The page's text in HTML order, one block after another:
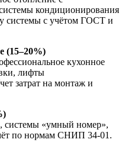
кондиционирования
системы с учётом ГОСТ и
(15–20%)
кухонное
лифты
затрат на монтаж и
системы «умный номер»,
по нормам СНИП 34-01.